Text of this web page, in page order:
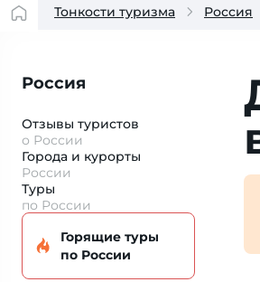
Тонкости туризма Россия
Россия
Отзывы туристов
о России
Города и курорты
России
Туры
по России
Горящие туры
по России